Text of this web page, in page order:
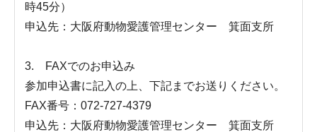
時45分）
申込先：大阪府動物愛護管理センター 箕面支所
3. FAXでのお申込み
参加申込書に記入の上、下記までお送りください。
FAX番号：072-727-4379
申込先：大阪府動物愛護管理センター 箕面支所